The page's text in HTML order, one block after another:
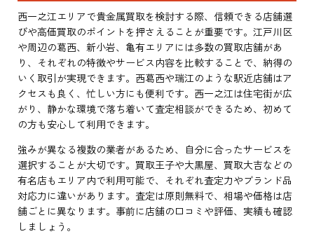
西一之江エリアで貴金属買取を検討する際、信頼できる店舗選
びや高価買取のポイントを押さえることが重要です。江戸川区
や周辺の葛西、新小岩、亀有エリアには多数の買取店舗があ
り、それぞれの特徴やサービス内容を比較することで、納得の
いく取引が実現できます。西葛西や瑞江のような駅近店舗はア
クセスも良く、忙しい方にも便利です。西一之江は住宅街が広
がり、静かな環境で落ち着いて査定相談ができるため、初めて
の方も安心して利用できます。
強みが異なる複数の業者があるため、自分に合ったサービスを
選択することが大切です。買取王子や大黒屋、買取大吉などの
有名店もエリア内で利用可能で、それぞれ査定力やブランド品
対応力に違いがあります。査定は原則無料で、相場や価格は店
舗ごとに異なります。事前に店舗の口コミや評価、実績も確認
しましょう。